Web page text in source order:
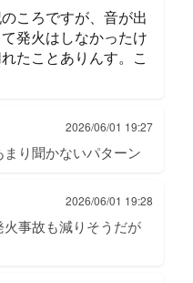
ころですが、音が出
発火はしなかったけ
たことありんす。こ
2026/06/01 19:27
り聞かないパターン
2026/06/01 19:28
事故も減りそうだが